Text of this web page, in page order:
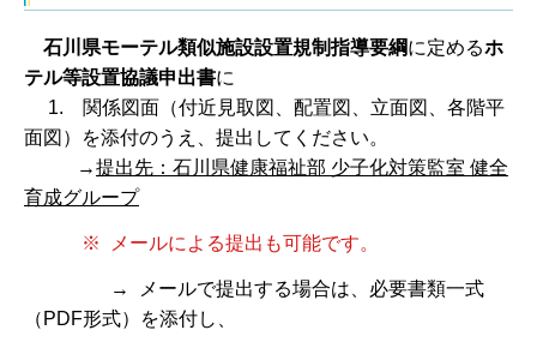
石川県モーテル類似施設設置規制指導要綱に定めるホ
テル等設置協議申出書に
1. 関係図面（付近見取図、配置図、立面図、各階平
面図）を添付のうえ、提出してください。
→提出先：石川県健康福祉部 少子化対策監室 健全
育成グループ
※ メールによる提出も可能です。
→ メールで提出する場合は、必要書類一式
（PDF形式）を添付し、